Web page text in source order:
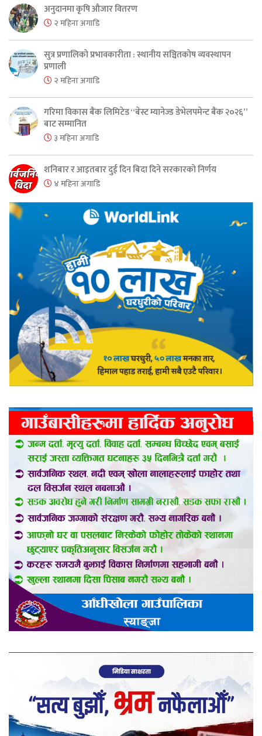
अनुदानमा कृषि औजार वितरण
२ महिना अगाडि
सुत्र प्रणालिको प्रभावकारीता : स्थानीय सञ्चितकोष व्यवस्थापन
प्रणाली
२ महिना अगाडि
गरिमा विकास बैंक लिमिटेड “बेस्ट म्यानेज्ड डेभेलपमेन्ट बैंक २०२६”
बाट सम्मानित
३ महिना अगाडि
शनिबार र आइतबार दुई दिन बिदा दिने सरकारको निर्णय
४ महिना अगाडि